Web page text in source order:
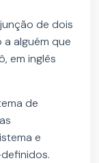
de dois
alguém que
em inglês
de
e